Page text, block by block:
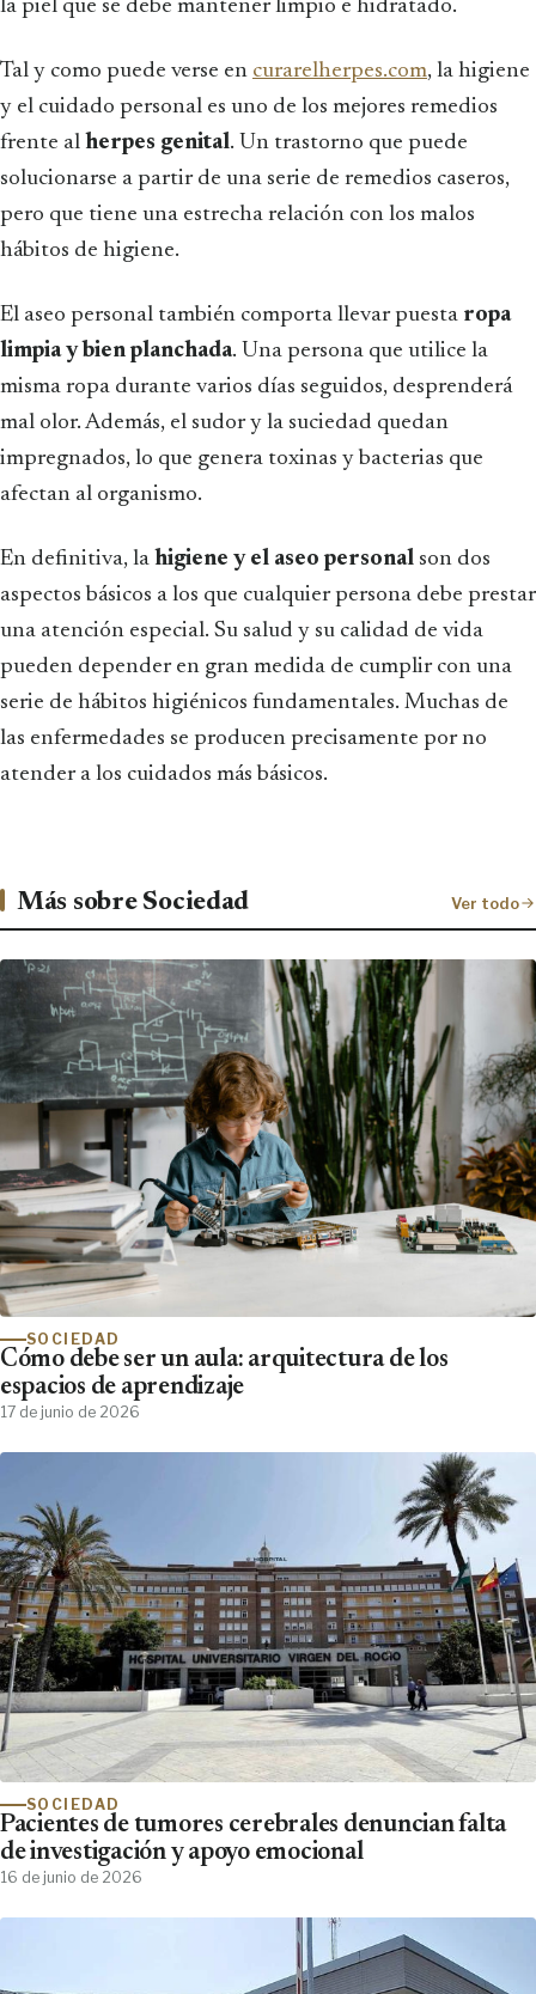
la piel que se debe mantener limpio e hidratado.
Tal y como puede verse en curarelherpes.com, la higiene
y el cuidado personal es uno de los mejores remedios
frente al herpes genital. Un trastorno que puede
solucionarse a partir de una serie de remedios caseros,
pero que tiene una estrecha relación con los malos
hábitos de higiene.
El aseo personal también comporta llevar puesta ropa
limpia y bien planchada. Una persona que utilice la
misma ropa durante varios días seguidos, desprenderá
mal olor. Además, el sudor y la suciedad quedan
impregnados, lo que genera toxinas y bacterias que
afectan al organismo.
En definitiva, la higiene y el aseo personal son dos
aspectos básicos a los que cualquier persona debe prestar
una atención especial. Su salud y su calidad de vida
pueden depender en gran medida de cumplir con una
serie de hábitos higiénicos fundamentales. Muchas de
las enfermedades se producen precisamente por no
atender a los cuidados más básicos.
Más sobre Sociedad Ver todo
SOCIEDAD
Cómo debe ser un aula: arquitectura de los
espacios de aprendizaje
17 de junio de 2026
SOCIEDAD
Pacientes de tumores cerebrales denuncian falta
de investigación y apoyo emocional
16 de junio de 2026